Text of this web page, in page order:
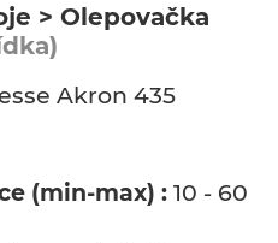
> Olepovačka
Akron 435
(min-max) : 10 - 60